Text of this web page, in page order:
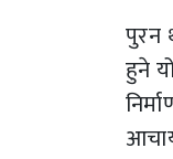
पुरन
हुने